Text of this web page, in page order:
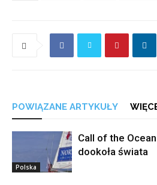
POWIĄZANE ARTYKUŁY
Polska
Call of the
dookoła świata